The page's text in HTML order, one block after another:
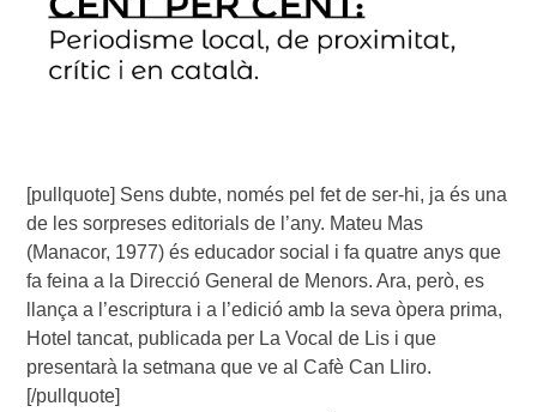
[pullquote] Sens dubte, només pel fet de ser-hi, ja és una
de les sorpreses editorials de l’any. Mateu Mas
(Manacor, 1977) és educador social i fa quatre anys que
fa feina a la Direcció General de Menors. Ara, però, es
llança a l’escriptura i a l’edició amb la seva òpera prima,
Hotel tancat, publicada per La Vocal de Lis i que
presentarà la setmana que ve al Cafè Can Lliro.
[/pullquote]